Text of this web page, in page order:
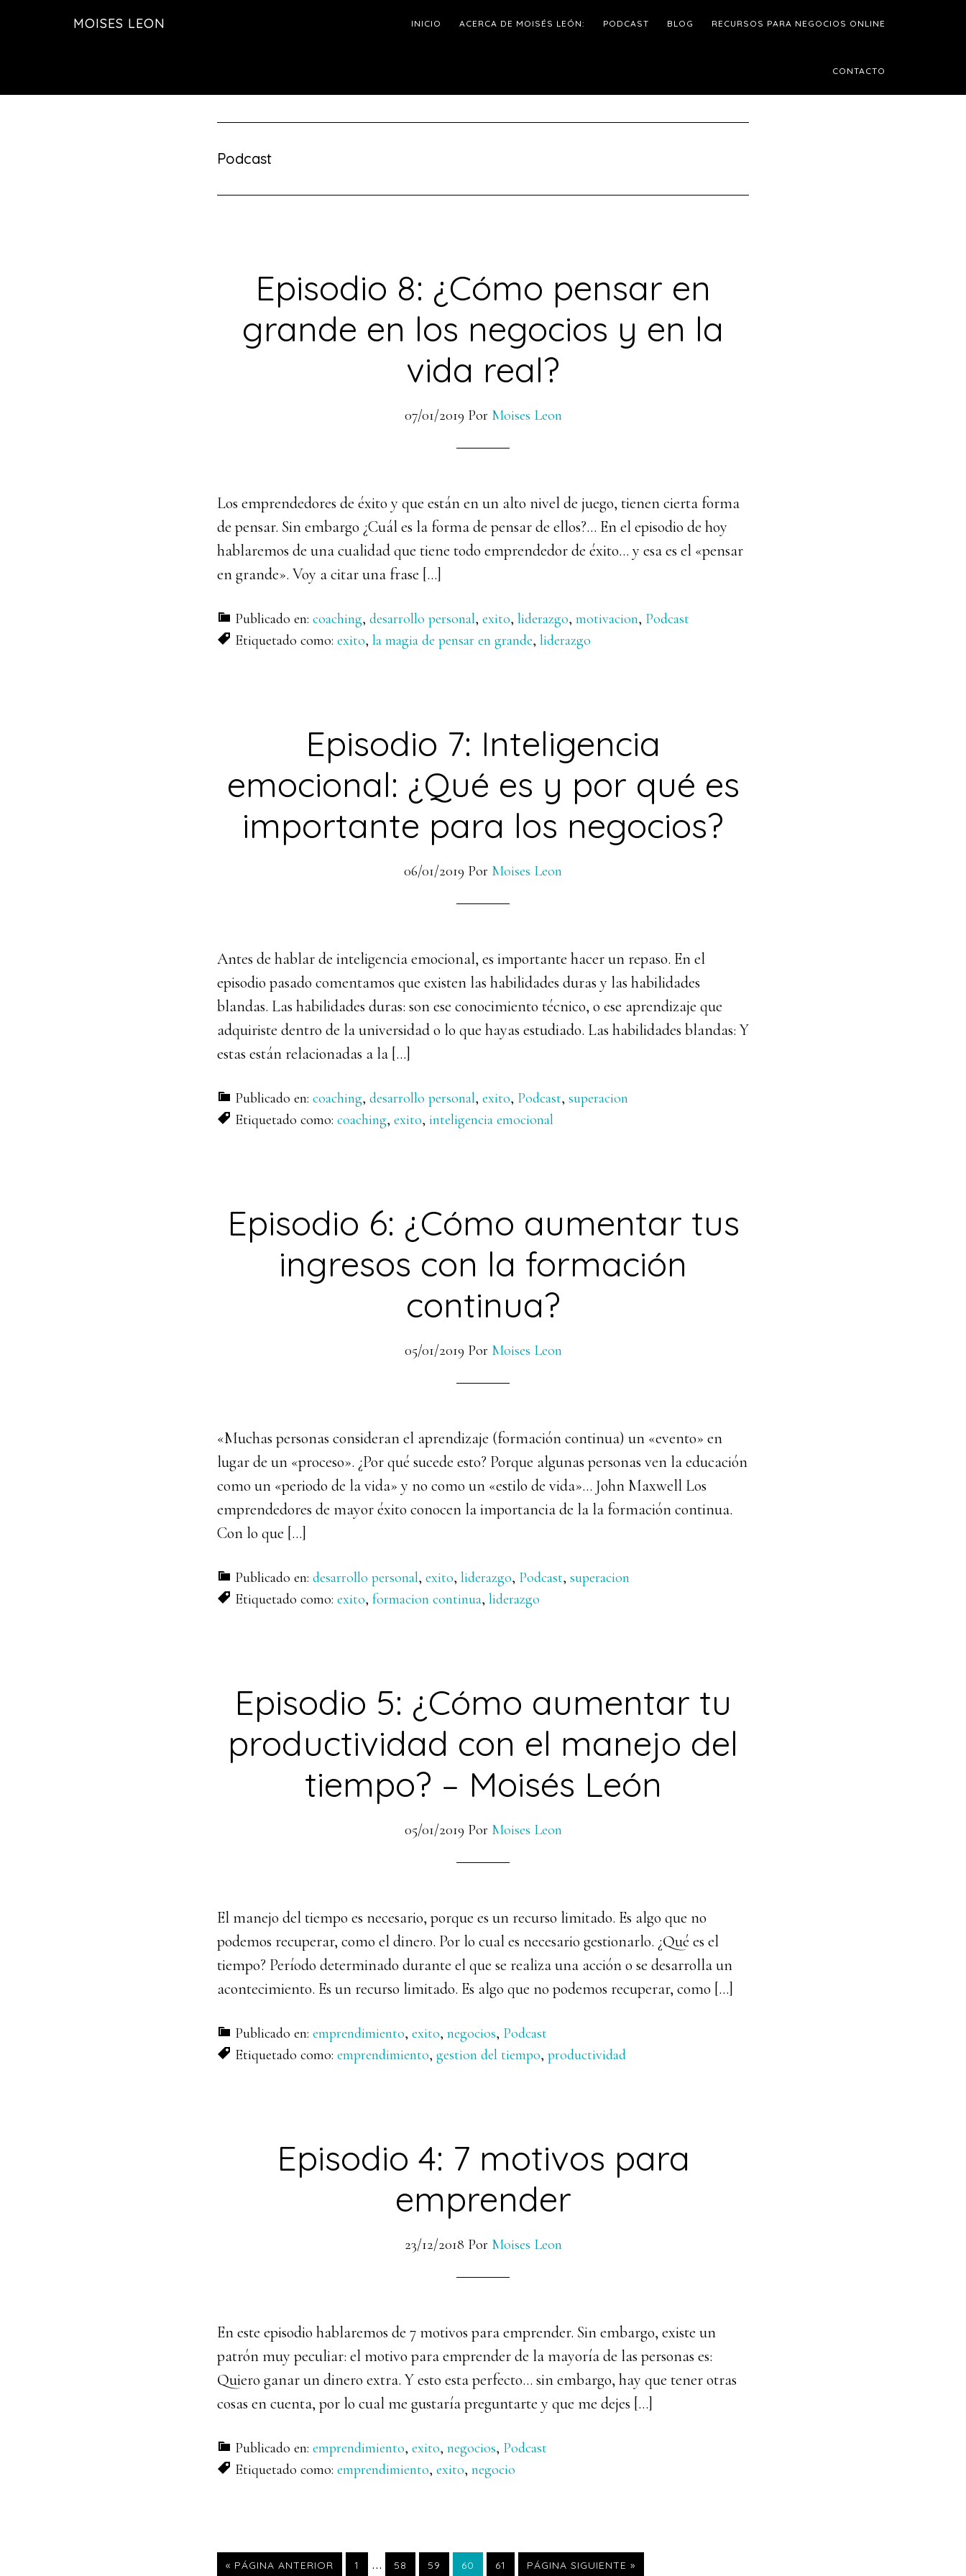
MOISES LEON INICIO ACERCA DE MOISÉS LEÓN: PODCAST BLOG RECURSOS PARA NEGOCIOS ONLINE
CONTACTO
Podcast
Episodio 8: ¿Cómo pensar en
grande en los negocios y en la
vida real?
07/01/2019 Por Moises Leon
Los emprendedores de éxito y que están en un alto nivel de juego, tienen cierta forma
de pensar. Sin embargo ¿Cuál es la forma de pensar de ellos?… En el episodio de hoy
hablaremos de una cualidad que tiene todo emprendedor de éxito… y esa es el «pensar
en grande». Voy a citar una frase […]
Publicado en: coaching, desarrollo personal, exito, liderazgo, motivacion, Podcast
Etiquetado como: exito, la magia de pensar en grande, liderazgo
Episodio 7: Inteligencia
emocional: ¿Qué es y por qué es
importante para los negocios?
06/01/2019 Por Moises Leon
Antes de hablar de inteligencia emocional, es importante hacer un repaso. En el
episodio pasado comentamos que existen las habilidades duras y las habilidades
blandas. Las habilidades duras: son ese conocimiento técnico, o ese aprendizaje que
adquiriste dentro de la universidad o lo que hayas estudiado. Las habilidades blandas: Y
estas están relacionadas a la […]
Publicado en: coaching, desarrollo personal, exito, Podcast, superacion
Etiquetado como: coaching, exito, inteligencia emocional
Episodio 6: ¿Cómo aumentar tus
ingresos con la formación
continua?
05/01/2019 Por Moises Leon
«Muchas personas consideran el aprendizaje (formación continua) un «evento» en
lugar de un «proceso». ¿Por qué sucede esto? Porque algunas personas ven la educación
como un «periodo de la vida» y no como un «estilo de vida»… John Maxwell Los
emprendedores de mayor éxito conocen la importancia de la la formación continua.
Con lo que […]
Publicado en: desarrollo personal, exito, liderazgo, Podcast, superacion
Etiquetado como: exito, formacion continua, liderazgo
Episodio 5: ¿Cómo aumentar tu
productividad con el manejo del
tiempo? – Moisés León
05/01/2019 Por Moises Leon
El manejo del tiempo es necesario, porque es un recurso limitado. Es algo que no
podemos recuperar, como el dinero. Por lo cual es necesario gestionarlo. ¿Qué es el
tiempo? Período determinado durante el que se realiza una acción o se desarrolla un
acontecimiento. Es un recurso limitado. Es algo que no podemos recuperar, como […]
Publicado en: emprendimiento, exito, negocios, Podcast
Etiquetado como: emprendimiento, gestion del tiempo, productividad
Episodio 4: 7 motivos para
emprender
23/12/2018 Por Moises Leon
En este episodio hablaremos de 7 motivos para emprender. Sin embargo, existe un
patrón muy peculiar: el motivo para emprender de la mayoría de las personas es:
Quiero ganar un dinero extra. Y esto esta perfecto… sin embargo, hay que tener otras
cosas en cuenta, por lo cual me gustaría preguntarte y que me dejes […]
Publicado en: emprendimiento, exito, negocios, Podcast
Etiquetado como: emprendimiento, exito, negocio
« IR
PÁGINA ANTERIOR PÁGINA
1 Páginas
… PÁGINA
58 PÁGINA
59 PÁGINA
60 PÁGINA
61
IR
PÁGINA SIGUIENTE »